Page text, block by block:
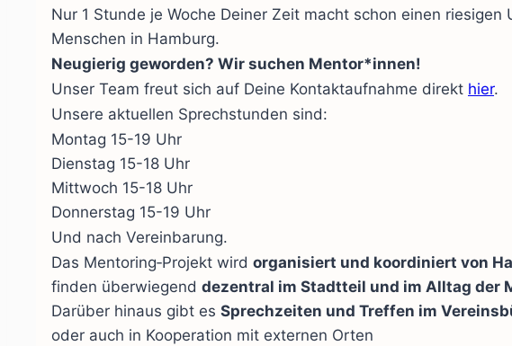
Nur 1 Stunde je Woche Deiner Zeit macht schon einen
Menschen in Hamburg.
Neugierig geworden? Wir suchen Mentor*innen!
Unser Team freut sich auf Deine Kontaktaufnahme direkt hier.
Unsere aktuellen Sprechstunden sind:
Montag 15-19 Uhr
Dienstag 15-18 Uhr
Mittwoch 15-18 Uhr
Donnerstag 15-19 Uhr
Und nach Vereinbarung.
Das Mentoring‑Projekt wird organisiert und koordiniert von
finden überwiegend dezentral im Stadtteil und im Alltag der
Darüber hinaus gibt es Sprechzeiten und Treffen im
oder auch in Kooperation mit externen Orten